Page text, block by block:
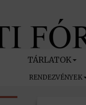
TÁRLATOK
RENDEZVÉNYEK